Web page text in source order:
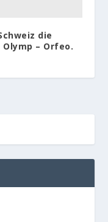
die
– Orfeo.